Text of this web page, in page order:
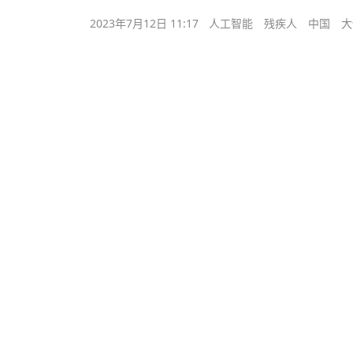
2023年7月12日 11:17 人工智能 残疾人 中国